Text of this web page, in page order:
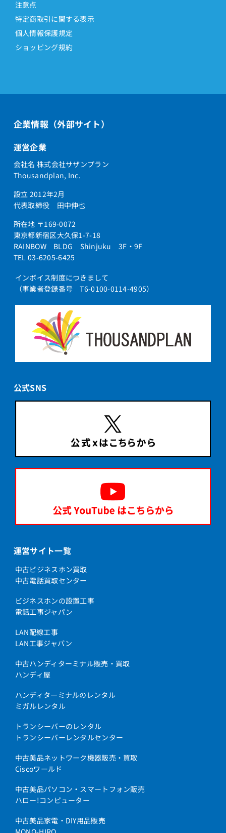
注意点
特定商取引に関する表示
個人情報保護規定
ショッピング規約
企業情報（外部サイト）
運営企業
会社名 株式会社サザンプラン
Thousandplan, Inc.
設立 2012年2月
代表取締役 田中伸也
所在地 〒169-0072
東京都新宿区大久保1-7-18
RAINBOW BLDG Shinjuku 3F・9F
TEL 03-6205-6425
インボイス制度につきまして
（事業者登録番号 T6-0100-0114-4905）
公式SNS
運営サイト一覧
中古ビジネスホン買取
中古電話買取センター
ビジネスホンの設置工事
電話工事ジャパン
LAN配線工事
LAN工事ジャパン
中古ハンディターミナル販売・買取
ハンディ屋
ハンディターミナルのレンタル
ミガルレンタル
トランシーバーのレンタル
トランシーバーレンタルセンター
中古美品ネットワーク機器販売・買取
Ciscoワールド
中古美品パソコン・スマートフォン販売
ハロー!コンピューター
中古美品家電・DIY用品販売